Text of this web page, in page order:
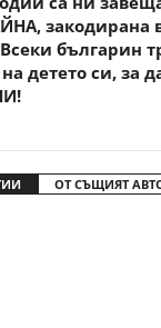
закодирана
българин
детето си, за
ОТ СЪЩИЯТ